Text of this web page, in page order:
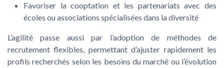
Favoriser la cooptation et les partenariats avec des
écoles ou associations spécialisées dans la diversité
L’agilité passe aussi par l’adoption de méthodes de
recrutement flexibles, permettant d’ajuster rapidement les
profils recherchés selon les besoins du marché ou l’évolution